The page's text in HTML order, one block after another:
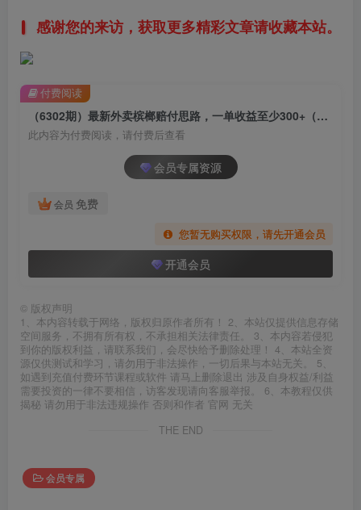
感谢您的来访，获取更多精彩文章请收藏本站。
（6302期）最新外卖槟榔赔付思路，一单收益至少300+（仅揭秘）
此内容为付费阅读，请付费后查看
会员专属资源
会员 免费
您暂无购买权限，请先开通会员
开通会员
付费阅读
© 版权声明
1、本内容转载于网络，版权归原作者所有！ 2、本站仅提供信息存储
空间服务，不拥有所有权，不承担相关法律责任。 3、本内容若侵犯
到你的版权利益，请联系我们，会尽快给予删除处理！ 4、本站全资
源仅供测试和学习，请勿用于非法操作，一切后果与本站无关。 5、
如遇到充值付费环节课程或软件 请马上删除退出 涉及自身权益/利益
需要投资的一律不要相信，访客发现请向客服举报。 6、本教程仅供
揭秘 请勿用于非法违规操作 否则和作者 官网 无关
THE END
会员专属